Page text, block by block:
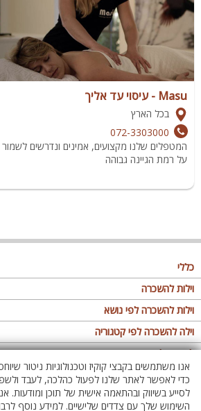
Masu - עיסוי עד אליך
בכל הארץ
072-3303000
המטפלים שלנו מקצועים, אמינים ונדרשים לשמור
על רמת הגיינה גבוהה
כללי
מגזין
פרסום באתר
תקנון
מדיניות פרטיות
וילות להשכרה
וילות בצפון
וילות במרכז
וילות בדרום
וילות באילת
וילות בשרון
וילות להשכרה לפי נושא
וילה לזוגות
וילות למשפחות
וילות לציבור הדתי
אירוח דרוזי
וילה להשכרה לפי קטגוריה
וילות עם בריכה
וילה עם בריכה מחוממת
וילה עם בריכה מחוממת מקורה
לופטים להשכרה
לופט
לופטים בצפון
אנו משתמשים בקבצי קוקיז וטכנולוגיות ניטור
כדי לאפשר לאתר שלנו לפעול כהלכה, לעבד
לסייע בשיווק ובהתאמה אישית של תוכן ומודעות.
השימוש שלך עם צדדים שלישיים. למידע נוסף